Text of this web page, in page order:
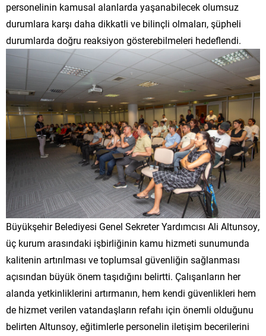
personelinin kamusal alanlarda yaşanabilecek olumsuz
durumlara karşı daha dikkatli ve bilinçli olmaları, şüpheli
durumlarda doğru reaksiyon gösterebilmeleri hedeflendi.
Büyükşehir Belediyesi Genel Sekreter Yardımcısı Ali Altunsoy,
üç kurum arasındaki işbirliğinin kamu hizmeti sunumunda
kalitenin artırılması ve toplumsal güvenliğin sağlanması
açısından büyük önem taşıdığını belirtti. Çalışanların her
alanda yetkinliklerini artırmanın, hem kendi güvenlikleri hem
de hizmet verilen vatandaşların refahı için önemli olduğunu
belirten Altunsoy, eğitimlerle personelin iletişim becerilerini